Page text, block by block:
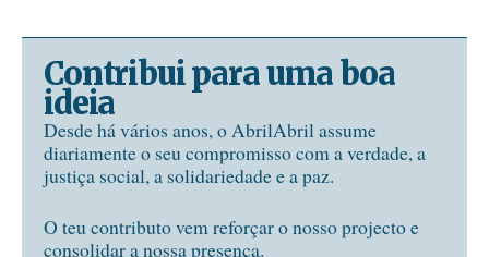
Contribui para uma boa
ideia
Desde há vários anos, o AbrilAbril assume
diariamente o seu compromisso com a verdade, a
justiça social, a solidariedade e a paz.
O teu contributo vem reforçar o nosso projecto e
consolidar a nossa presença.